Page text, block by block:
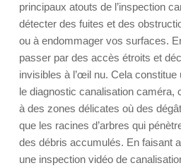
principaux atouts de l’inspection
détecter des fuites et des
ou à endommager vos surfaces.
passer par des accès étroits et
invisibles à l’œil nu. Cela
le diagnostic canalisation caméra,
à des zones délicates où des
que les racines d’arbres qui
des débris accumulés. En faisant
une inspection vidéo de